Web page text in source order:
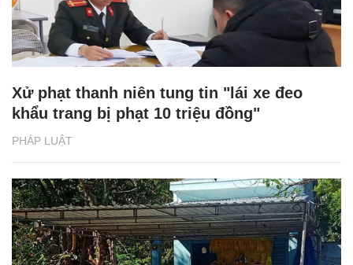
PHÁP LUẬT
Xử phạt thanh niên tung tin "lái xe đeo
khẩu trang bị phạt 10 triệu đồng"